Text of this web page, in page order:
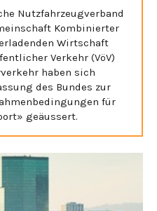
Nutzfahrzeugverband
Kombinierter
Wirtschaft
Verkehr (VöV)
haben sich
des Bundes zur
für
geäussert.